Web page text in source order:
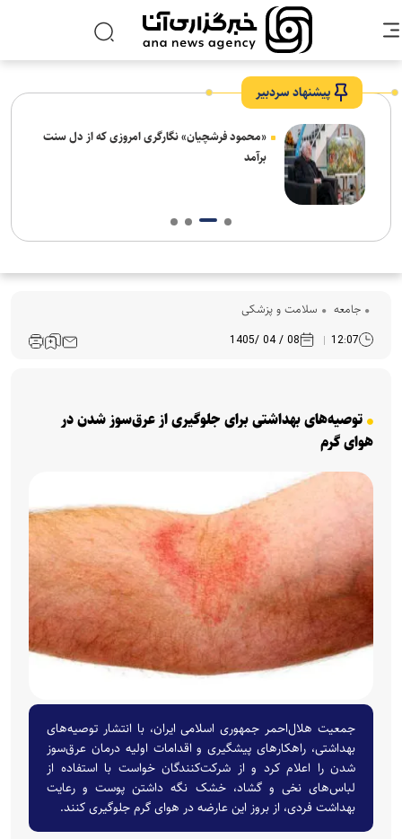
پیشنهاد سردبیر
«محمود فرشچیان» نگارگری امروزی که از دل سنت
برآمد
جامعه سلامت و پزشکی
12:07
08 / 04 /1405
توصیه‌های بهداشتی برای جلوگیری از عرق‌سوز شدن در
هوای گرم
جمعیت هلال‌احمر جمهوری اسلامی ایران، با انتشار توصیه‌های
بهداشتی، راهکارهای پیشگیری و اقدامات اولیه درمان عرق‌سوز
شدن را اعلام کرد و از شرکت‌کنندگان خواست با استفاده از
لباس‌های نخی و گشاد، خشک نگه داشتن پوست و رعایت
بهداشت فردی، از بروز این عارضه در هوای گرم جلوگیری کنند.